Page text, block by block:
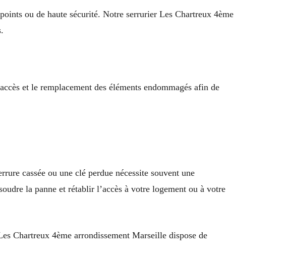
ou de haute sécurité. Notre serrurier Les Chartreux 4ème
et le remplacement des éléments endommagés afin de
cassée ou une clé perdue nécessite souvent une
la panne et rétablir l’accès à votre logement ou à votre
Chartreux 4ème arrondissement Marseille dispose de